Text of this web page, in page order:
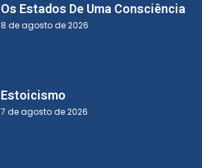
Os Estados De Uma Consciência
8 de agosto de 2026
Estoicismo
7 de agosto de 2026